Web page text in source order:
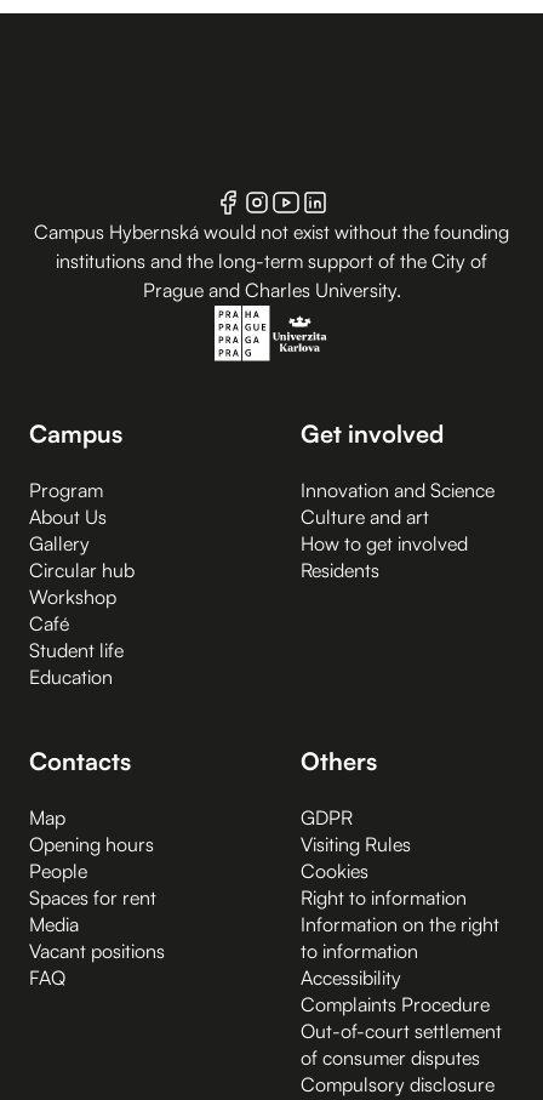
Campus Hybernská would not exist without the founding
institutions and the long-term support of the City of
Prague and Charles University.
Campus
Program
About Us
Gallery
Circular hub
Workshop
Café
Student life
Education
Get involved
Innovation and Science
Culture and art
How to get involved
Residents
Contacts
Map
Opening hours
People
Spaces for rent
Media
Vacant positions
FAQ
Others
GDPR
Visiting Rules
Cookies
Right to information
Information on the right
to information
Accessibility
Complaints Procedure
Out-of-court settlement
of consumer disputes
Compulsory disclosure